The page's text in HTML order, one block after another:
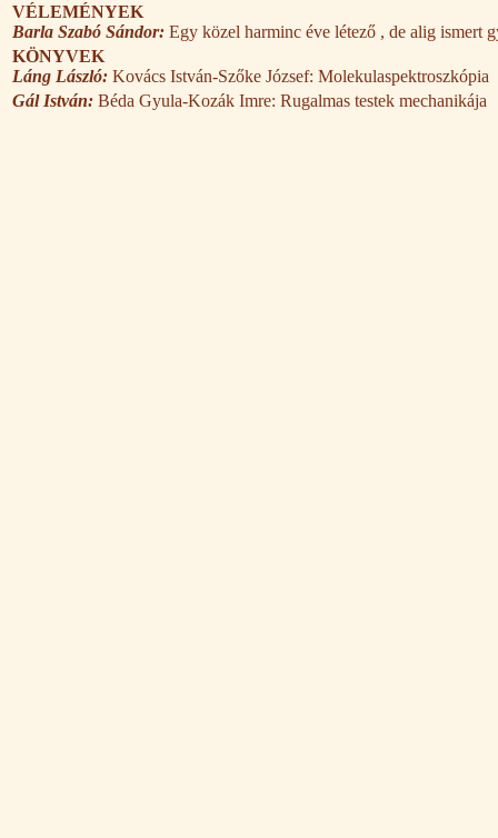
VÉLEMÉNYEK
Barla Szabó Sándor: Egy közel harminc éve létező , de alig ismert
KÖNYVEK
Láng László: Kovács István-Szőke József: Molekulaspektroszkópia
Gál István: Béda Gyula-Kozák Imre: Rugalmas testek mechanikája